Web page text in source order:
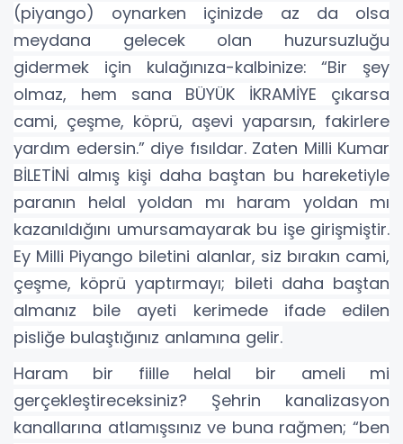
(piyango) oynarken içinizde az da olsa
meydana gelecek olan huzursuzluğu
gidermek için kulağınıza-kalbinize: “Bir şey
olmaz, hem sana BÜYÜK İKRAMİYE çıkarsa
cami, çeşme, köprü, aşevi yaparsın, fakirlere
yardım edersin.” diye fısıldar. Zaten Milli Kumar
BİLETİNİ almış kişi daha baştan bu hareketiyle
paranın helal yoldan mı haram yoldan mı
kazanıldığını umursamayarak bu işe girişmiştir.
Ey Milli Piyango biletini alanlar, siz bırakın cami,
çeşme, köprü yaptırmayı; bileti daha baştan
almanız bile ayeti kerimede ifade edilen
pisliğe bulaştığınız anlamına gelir.
Haram bir fiille helal bir ameli mi
gerçekleştireceksiniz? Şehrin kanalizasyon
kanallarına atlamışsınız ve buna rağmen; “ben